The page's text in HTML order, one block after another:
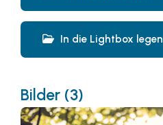
In die Lightbox legen
Bilder (3)